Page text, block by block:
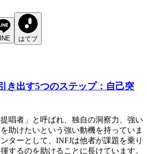
はてブ
き出す5つのステップ：自己突
唱者」と呼ばれ、独自の洞察力、強い
助けたいという強い動機を持っていま
ターとして、INFJは他者が課題を乗り
するのを助けることに長けています。